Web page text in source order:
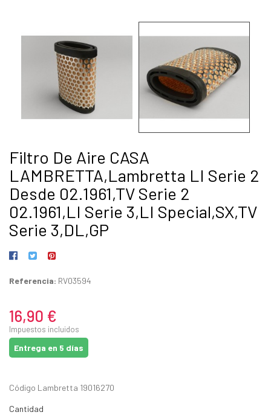
Filtro De Aire CASA
LAMBRETTA,Lambretta LI Serie 2
Desde 02.1961,TV Serie 2
02.1961,LI Serie 3,LI Special,SX,TV
Serie 3,DL,GP
Referencia: RV03594
16,90 €
Impuestos incluidos
Entrega en 5 días
Código Lambretta 19016270
Cantidad